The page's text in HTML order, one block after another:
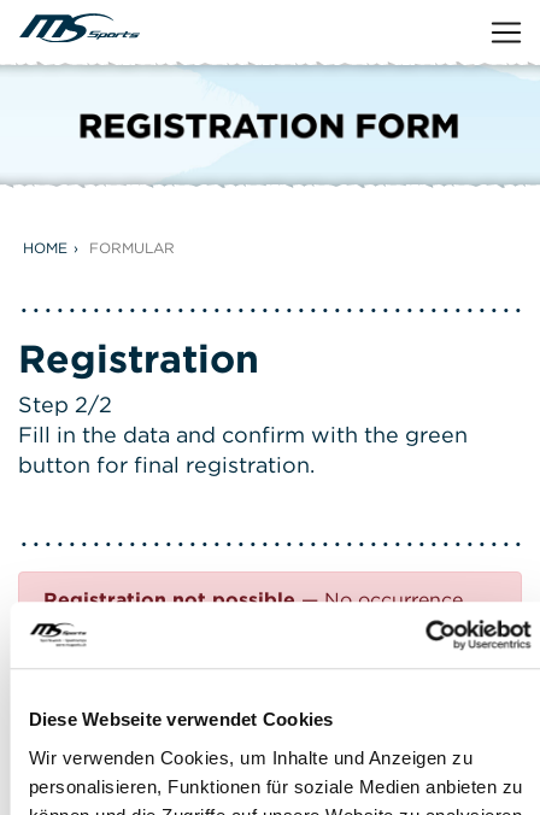
Diese Webseite verwendet Cookies
Wir verwenden Cookies, um Inhalte und Anzeigen zu
personalisieren, Funktionen für soziale Medien anbieten zu
HOME FORMULAR
Registration
Step 2/2
Fill in the data and confirm with the green
button for final registration.
Registration not possible— No occurrence
found
Questions?
FEEL FREE TO CONTACT US!
Phone: +41 41 260 33 67